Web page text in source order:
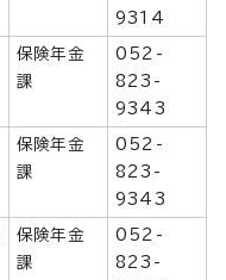
9314
保険年金
課
052-
823-
9343
保険年金
課
052-
823-
9343
保険年金
課
052-
823-